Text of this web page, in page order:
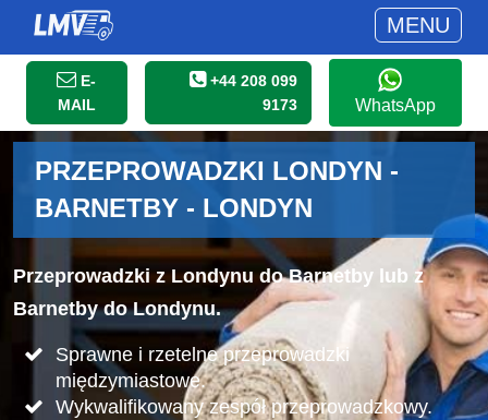
MENU
E-
MAIL
+44 208 099
9173
WhatsApp
PRZEPROWADZKI LONDYN -
BARNETBY - LONDYN
Przeprowadzki z Londynu do Barnetby lub z
Barnetby do Londynu.
Sprawne i rzetelne przeprowadzki
międzymiastowe.
Wykwalifikowany zespół przeprowadzkowy.